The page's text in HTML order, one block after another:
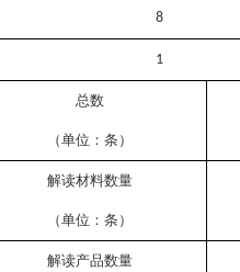
8
1
总数
（单位：条）
解读材料数量
（单位：条）
解读产品数量